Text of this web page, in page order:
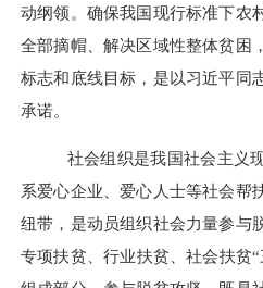
动纲领。确保我国现行标准下农
全部摘帽、解决区域性整体贫困
标志和底线目标，是以习近平同
承诺。
社会组织是我国社会主义
系爱心企业、爱心人士等社会帮
纽带，是动员组织社会力量参与
专项扶贫、行业扶贫、社会扶贫“